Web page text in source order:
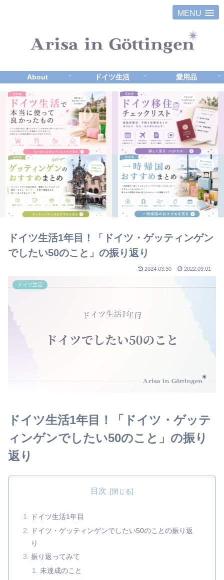
MENU
About ドイツ生活 愛用品
ドイツ生活1年目！「ドイツ・ゲッティンゲン
でしたい50のこと」の振り返り
2024.03.30 2022.09.01
ドイツ生活
ドイツ生活1年目！「ドイツ・ゲッテ
ィンゲンでしたい50のこと」の振り
返り
目次
ドイツ生活1年目
ドイツ・ゲッティンゲンでしたい50のことの振り返
り
振り返ってみて
未達成のこと